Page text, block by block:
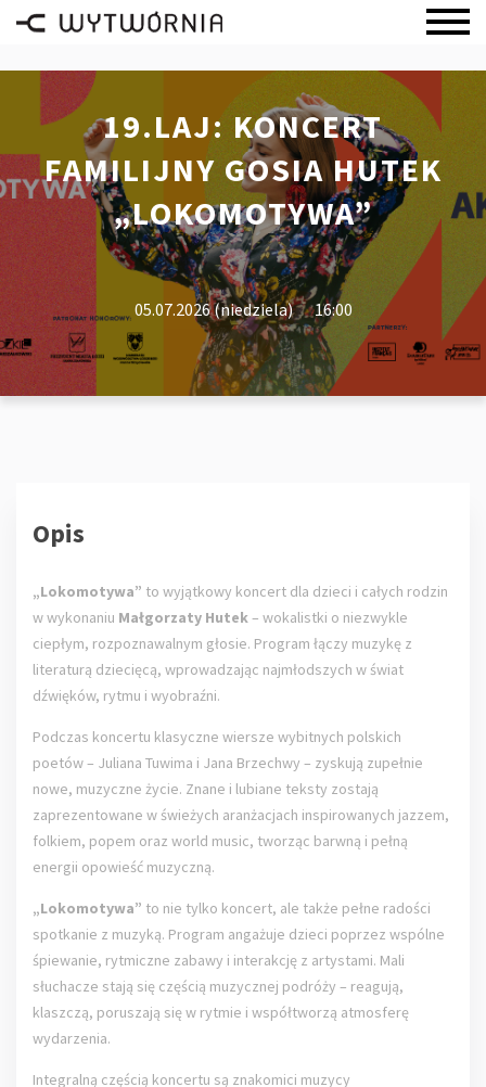
19.LAJ: KONCERT
FAMILIJNY GOSIA HUTEK
„LOKOMOTYWA”
05.07.2026 (niedziela) 16:00
Opis
„Lokomotywa” to wyjątkowy koncert dla dzieci i całych rodzin
w wykonaniu Małgorzaty Hutek– wokalistki o niezwykle
ciepłym, rozpoznawalnym głosie. Program łączy muzykę z
literaturą dziecięcą, wprowadzając najmłodszych w świat
dźwięków, rytmu i wyobraźni.
Podczas koncertu klasyczne wiersze wybitnych polskich
poetów – Juliana Tuwima i Jana Brzechwy – zyskują zupełnie
nowe, muzyczne życie. Znane i lubiane teksty zostają
zaprezentowane w świeżych aranżacjach inspirowanych jazzem,
folkiem, popem oraz world music, tworząc barwną i pełną
energii opowieść muzyczną.
„Lokomotywa” to nie tylko koncert, ale także pełne radości
spotkanie z muzyką. Program angażuje dzieci poprzez wspólne
śpiewanie, rytmiczne zabawy i interakcję z artystami. Mali
słuchacze stają się częścią muzycznej podróży – reagują,
klaszczą, poruszają się w rytmie i współtworzą atmosferę
wydarzenia.
Integralną częścią koncertu są znakomici muzycy